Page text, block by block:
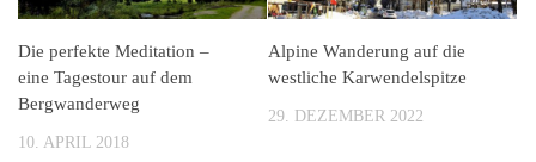
Die perfekte Meditation –
eine Tagestour auf dem
Bergwanderweg
10. APRIL 2018
Alpine Wanderung auf die
westliche Karwendelspitze
29. DEZEMBER 2022